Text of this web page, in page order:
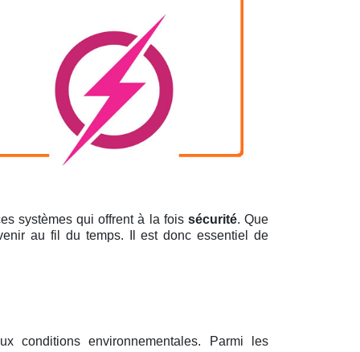
systèmes qui offrent à la fois sécurité. Que
au fil du temps. Il est donc essentiel de
environnementales. Parmi les